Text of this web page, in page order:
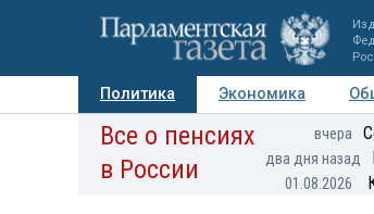
Политика Экономика
Авторы Персоны Мнения
Все о пенсиях
в России
вчера
два дня назад
01.08.2026